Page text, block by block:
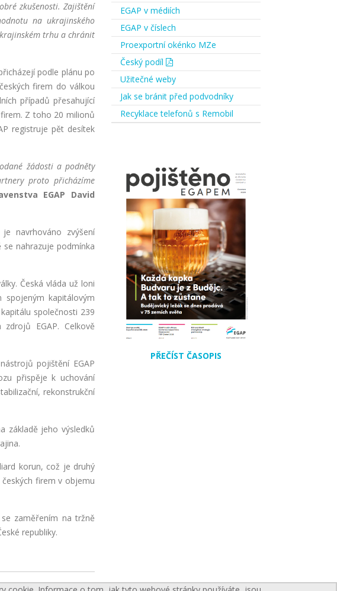
zkušenosti. Zajištění
na ukrajinského
trhu a chránit
podle plánu po
firem do válkou
případů přesahující
Z toho 20 milionů
registruje pět desítek
žádosti a podněty
proto přicházíme
EGAP David
navrhováno zvýšení
nahrazuje podmínka
Česká vláda už loni
kapitálovým
společnosti 239
EGAP. Celkově
pojištění EGAP
přispěje k uchování
rekonstrukční
základě jeho výsledků
korun, což je druhý
firem v objemu
zaměřením na tržně
republiky.
EGAP v médiích
EGAP v číslech
Proexportní okénko MZe
Český podíl
Užitečné weby
Jak se bránit před podvodníky
Recyklace telefonů s Remobil
PŘEČÍST ČASOPIS